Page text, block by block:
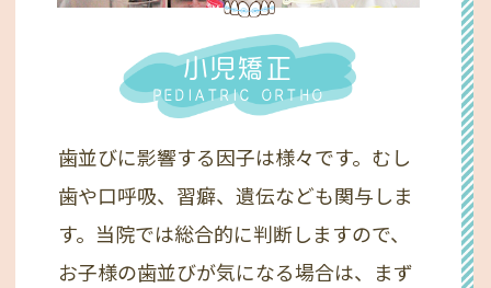
小児矯正
PEDIATRIC ORTHO
歯並びに影響する因子は様々です。むし
歯や口呼吸、習癖、遺伝なども関与しま
す。当院では総合的に判断しますので、
お子様の歯並びが気になる場合は、まず